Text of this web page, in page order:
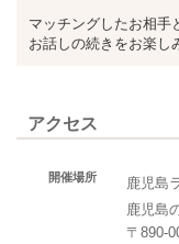
マッチングしたお相
お話しの続きをお楽し
アクセス
開催場所
鹿児島
鹿児島
〒890-